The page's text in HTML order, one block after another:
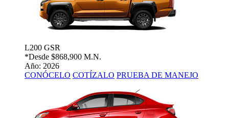
L200 GSR
*Desde $868,900 M.N.
Año: 2026
CONÓCELO COTÍZALO PRUEBA DE MANEJO